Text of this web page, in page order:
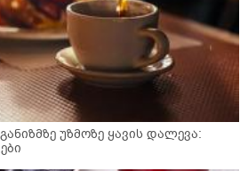
უზმოზე ყავის დალევა: